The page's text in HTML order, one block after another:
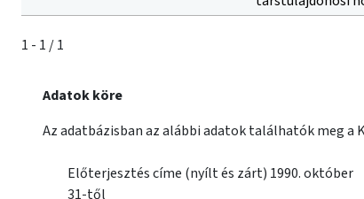
1 - 1 / 1
Adatok köre
Az adatbázisban az alábbi adatok találhatók meg a
Előterjesztés címe (nyílt és zárt) 1990. október
31-től